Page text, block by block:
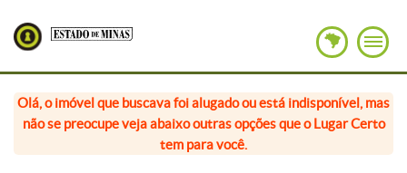
Olá, o imóvel que buscava foi alugado ou está indisponível, mas
não se preocupe veja abaixo outras opções que o Lugar Certo
tem para você.